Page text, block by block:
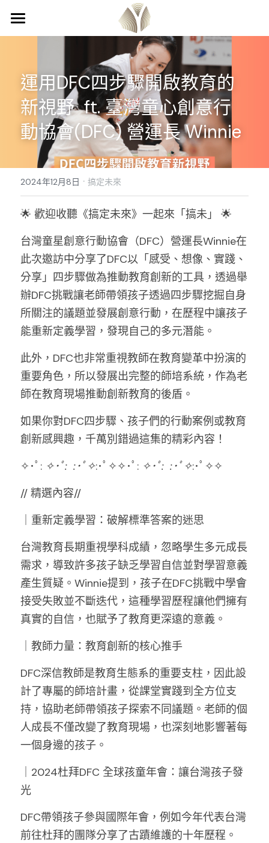
首頁
關於我們
團隊成員
計畫介紹
影響力見習計畫
校園經理人計畫
Podcast 搞定未來
專欄
合作邀約
講座邀約
校園永續慶典工作坊
登錄/註冊
搜索
運用DFC四步驟開啟教育的
新視野  ft. 臺灣童心創意行
動協會(DFC) 營運長 Winnie
2024年12月8日 · 搞定未來
🌟 歡迎收聽《搞定未來》一起來「搞未」 🌟
台灣童星創意行動協會（DFC）營運長Winnie在
此次邀訪中分享了DFC以「感受、想像、實踐、
分享」四步驟做為推動教育創新的工具，透過舉
辦DFC挑戰讓老師帶領孩子透過四步驟挖掘自身
所關注的議題並發展創意行動，在歷程中讓孩子
能重新定義學習，發現自己的多元潛能。
此外，DFC也非常重視教師在教育變革中扮演的
重要角色，所以發展出完整的師培系統，作為老
師在教育現場推動創新教育的後盾。
如果你對DFC四步驟、孩子們的行動案例或教育
創新感興趣，千萬別錯過這集的精彩內容！
✧･ﾟ: ✧･ﾟ: :･ﾟ✧:･ﾟ✧✧･ﾟ: ✧･ﾟ: :･ﾟ✧:･ﾟ✧✧
// 精選內容//
｜重新定義學習：破解標準答案的迷思
台灣教育長期重視學科成績，忽略學生多元成長
需求，導致許多孩子缺乏學習自信並對學習意義
產生質疑。Winnie提到，孩子在DFC挑戰中學會
接受失敗並不斷迭代，這種學習歷程讓他們擁有
真實的自信，也賦予了教育更深遠的意義。
｜教師力量：教育創新的核心推手
DFC深信教師是教育生態系的重要支柱，因此設
計了專屬的師培計畫，從課堂實踐到全方位支
持，協助老師帶領孩子探索不同議題。老師的個
人成長不僅改變了教育現場，也深刻地影響著每
一個身邊的孩子。
｜2024杜拜DFC 全球孩童年會：讓台灣孩子發
光
DFC帶領孩子參與國際年會，例如今年代表台灣
前往杜拜的團隊分享了古蹟維護的十年歷程。